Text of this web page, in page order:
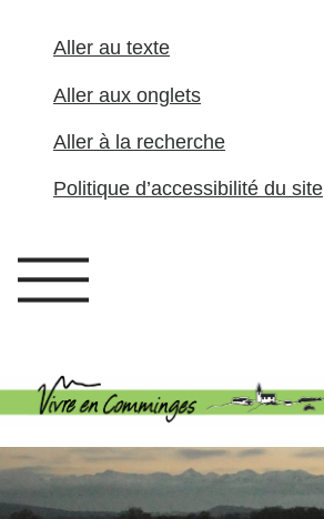
Aller au texte
Aller aux onglets
Aller à la recherche
Politique d’accessibilité du site